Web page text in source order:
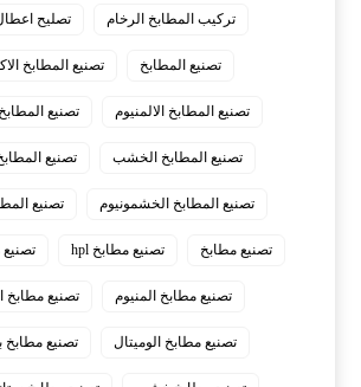
تركيب المطابخ الرخام تصليح
تصنيع المطابخ تصنيع المطابخ
تصنيع المطابخ الالمنيوم تصنيع
تصنيع المطابخ الخشب تصنيع
تصنيع المطابخ الخشمونيوم تصنيع
تصنيع مطابخ تصنيع مطابخ hpl
تصنيع مطابخ المنيوم تصنيع مطابخ
تصنيع مطابخ الوميتال تصنيع مطابخ